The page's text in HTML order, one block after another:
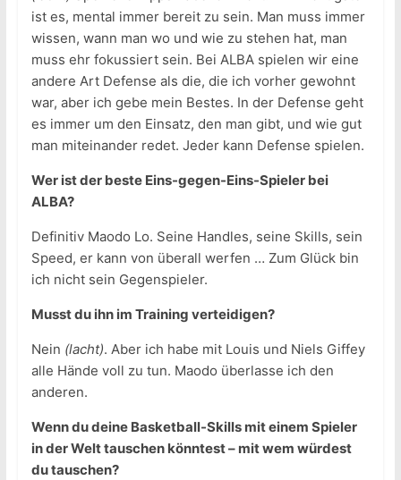
ist es, mental immer bereit zu sein. Man muss immer
wissen, wann man wo und wie zu stehen hat, man
muss ehr fokussiert sein. Bei ALBA spielen wir eine
andere Art Defense als die, die ich vorher gewohnt
war, aber ich gebe mein Bestes. In der Defense geht
es immer um den Einsatz, den man gibt, und wie gut
man miteinander redet. Jeder kann Defense spielen.
Wer ist der beste Eins-gegen-Eins-Spieler bei
ALBA?
Definitiv Maodo Lo. Seine Handles, seine Skills, sein
Speed, er kann von überall werfen … Zum Glück bin
ich nicht sein Gegenspieler.
Musst du ihn im Training verteidigen?
Nein (lacht). Aber ich habe mit Louis und Niels Giffey
alle Hände voll zu tun. Maodo überlasse ich den
anderen.
Wenn du deine Basketball-Skills mit einem Spieler
in der Welt tauschen könntest – mit wem würdest
du tauschen?